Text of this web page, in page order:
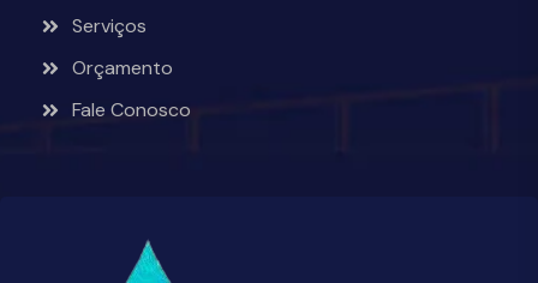
Serviços
Orçamento
Fale Conosco